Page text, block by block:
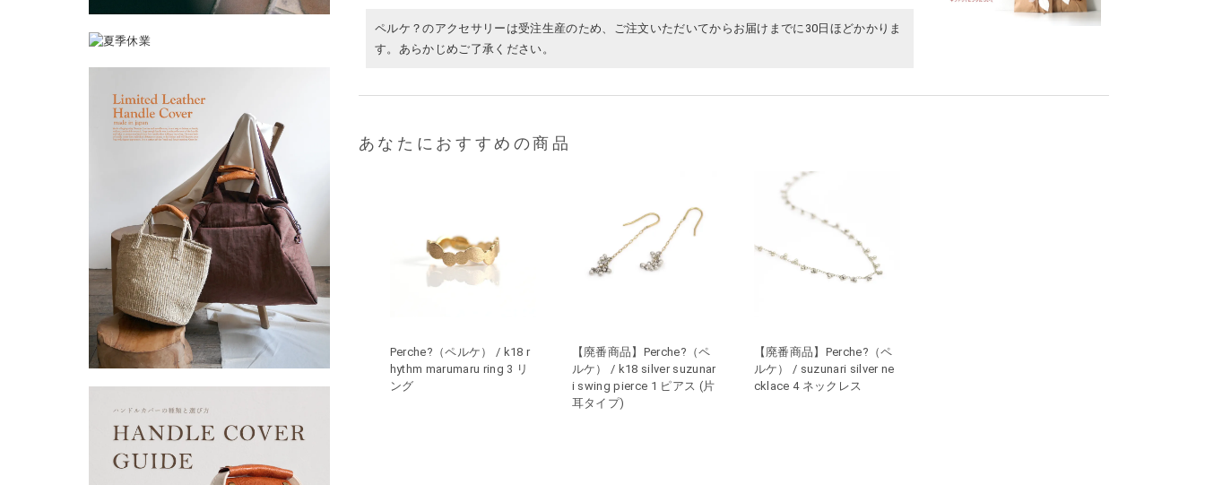
ペルケ？のアクセサリーは受注生産のため、ご注文いただいてからお届けまでに30日ほどかかりま
す。あらかじめご了承ください。
あなたにおすすめの商品
Perche?（ペルケ） / k18 r
hythm marumaru ring 3 リ
ング
【廃番商品】Perche?（ペ
ルケ） / k18 silver suzunar
i swing pierce 1 ピアス (片
耳タイプ)
【廃番商品】Perche?（ペ
ルケ） / suzunari silver ne
cklace 4 ネックレス